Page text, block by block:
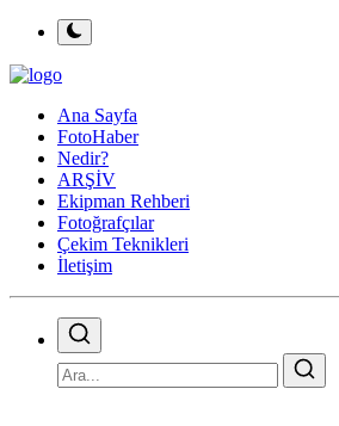
Ana Sayfa
FotoHaber
Nedir?
ARŞİV
Ekipman Rehberi
Fotoğrafçılar
Çekim Teknikleri
İletişim